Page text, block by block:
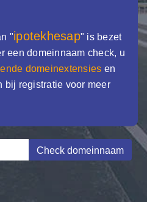
"ipotekhesap" is bezet
een domeinnaam check, u
domeinextensies en
bij registratie voor meer
Check domeinnaam